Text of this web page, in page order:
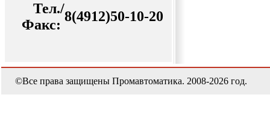
Тел./
Факс:
8(4912)50-10-20
©Все права защищены Промавтоматика. 2008-2026 год.